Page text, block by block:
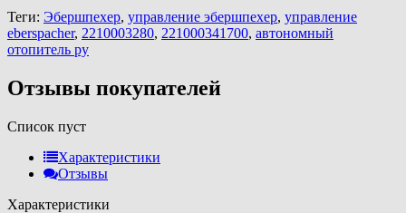
Теги: Эбершпехер, управление эбершпехер, управление
eberspacher, 2210003280, 221000341700, автономный
отопитель ру
Отзывы покупателей
Список пуст
Характеристики
Отзывы
Характеристики